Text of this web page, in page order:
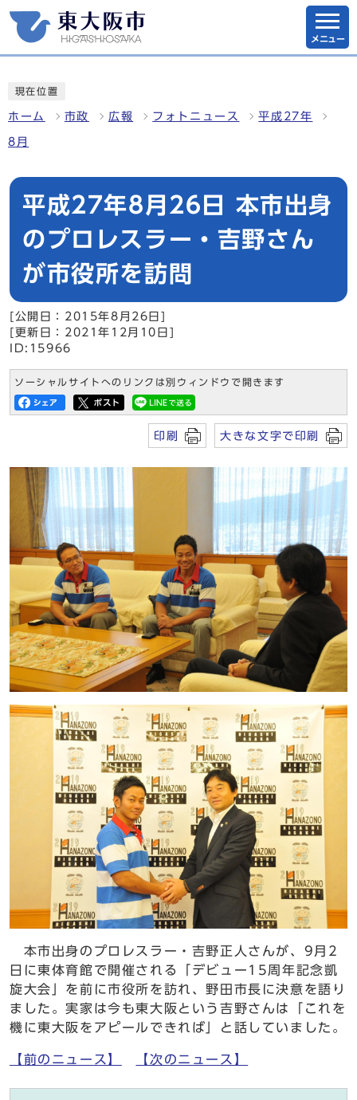
メニュー
現在位置
ホーム 市政 広報 フォトニュース 平成27年
8月
平成27年8月26日 本市出身
のプロレスラー・吉野さん
が市役所を訪問
[公開日：2015年8月26日]
[更新日：2021年12月10日]
ID:15966
ソーシャルサイトへのリンクは別ウィンドウで開きます
印刷 大きな文字で印刷
本市出身のプロレスラー・吉野正人さんが、9月2
日に東体育館で開催される「デビュー15周年記念凱
旋大会」を前に市役所を訪れ、野田市長に決意を語り
ました。実家は今も東大阪という吉野さんは「これを
機に東大阪をアピールできれば」と話していました。
【前のニュース】 【次のニュース】